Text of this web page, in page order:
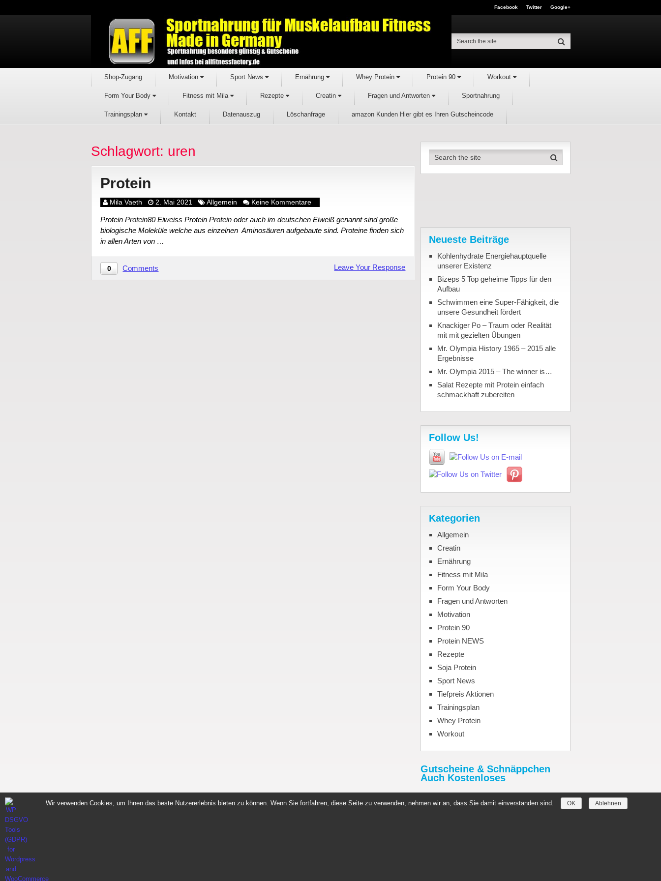
Facebook Twitter Google+
Shop-Zugang Motivation Sport News Ernährung Whey Protein Protein 90 Workout
Form Your Body Fitness mit Mila Rezepte Creatin Fragen und Antworten Sportnahrung
Trainingsplan Kontakt Datenauszug Löschanfrage amazon Kunden Hier gibt es Ihren Gutscheincode
Schlagwort: uren
Protein
Mila Vaeth 2. Mai 2021 Allgemein Keine Kommentare
Protein Protein80 Eiweiss Protein Protein oder auch im deutschen Eiweiß genannt sind große
biologische Moleküle welche aus einzelnen Aminosäuren aufgebaute sind. Proteine finden sich
in allen Arten von …
0 Comments Leave Your Response
Neueste Beiträge
Kohlenhydrate Energiehauptquelle
unserer Existenz
Bizeps 5 Top geheime Tipps für den
Aufbau
Schwimmen eine Super-Fähigkeit, die
unsere Gesundheit fördert
Knackiger Po – Traum oder Realität
mit mit gezielten Übungen
Mr. Olympia History 1965 – 2015 alle
Ergebnisse
Mr. Olympia 2015 – The winner is…
Salat Rezepte mit Protein einfach
schmackhaft zubereiten
Follow Us!
Kategorien
Allgemein
Creatin
Ernährung
Fitness mit Mila
Form Your Body
Fragen und Antworten
Motivation
Protein 90
Protein NEWS
Rezepte
Soja Protein
Sport News
Tiefpreis Aktionen
Trainingsplan
Whey Protein
Workout
Gutscheine & Schnäppchen
Auch Kostenloses
RabattHimmel.de
Wir verwenden Cookies, um Ihnen das beste Nutzererlebnis bieten zu können. Wenn Sie fortfahren, diese Seite zu verwenden, nehmen wir an, dass Sie damit einverstanden sind. OK Ablehnen